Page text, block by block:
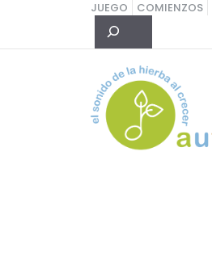
contenido
JUEGO COMIENZOS
Buscar